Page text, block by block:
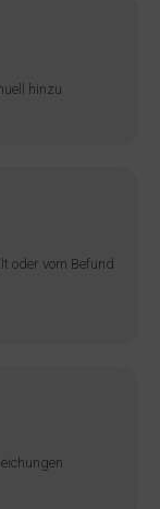
hinzu
oder vom Befund